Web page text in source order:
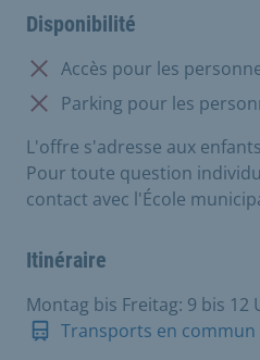
Disponibilité
Non disponible:
Accès pour les
Non disponible:
Parking pour les
L'offre s'adresse aux
Pour toute question
contact avec l'École
Itinéraire
Montag bis Freitag: 9 bis 12
Transports en commun